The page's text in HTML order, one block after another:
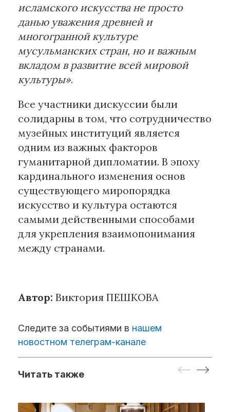
исламского искусства не просто
данью уважения древней и
многогранной культуре
мусульманских стран, но и важным
вкладом в развитие всей мировой
культуры».
Все участники дискуссии были
солидарны в том, что сотрудничество
музейных институций является
одним из важных факторов
гуманитарной дипломатии. В эпоху
кардинального изменения основ
существующего миропорядка
искусство и культура остаются
самыми действенными способами
для укрепления взаимопонимания
между странами.
Автор: Виктория ПЕШКОВА
Следите за событиями в нашем
новостном телеграм-канале
Читать также